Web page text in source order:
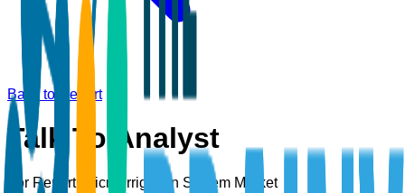
Back to Report
Talk To Analyst
For Report: Micro-Irrigation System Market